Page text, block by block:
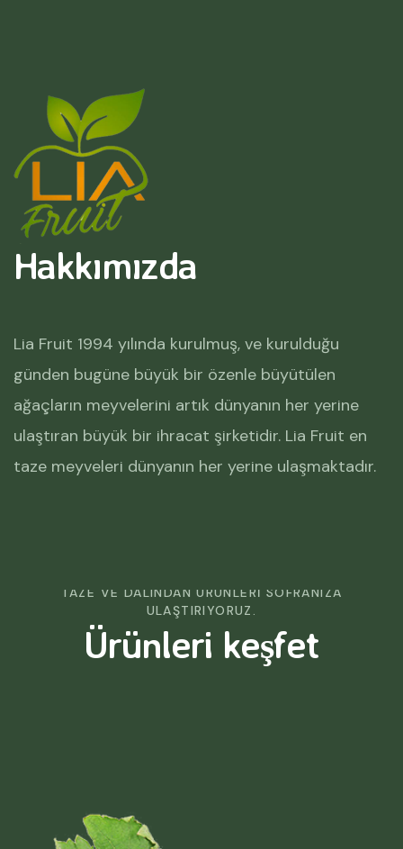
Hakkımızda
Lia Fruit 1994 yılında kurulmuş, ve kurulduğu
günden bugüne büyük bir özenle büyütülen
ağaçların meyvelerini artık dünyanın her yerine
ulaştıran büyük bir ihracat şirketidir. Lia Fruit en
taze meyveleri dünyanın her yerine ulaşmaktadır.
TAZE VE DALINDAN ÜRÜNLERI SOFRANIZA
ULAŞTIRIYORUZ.
Ürünleri keşfet